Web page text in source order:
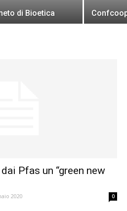
di Bioetica
Pfas un “green new
2020 0